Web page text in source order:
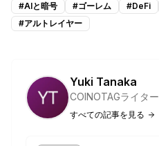
#AIと暗号 #ゴーレム #DeFi
#アルトレイヤー
Yuki Tanaka
COINOTAGライター
すべての記事を見る